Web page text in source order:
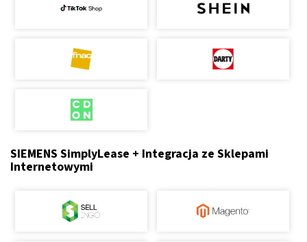
SIEMENS SimplyLease + Integracja ze Sklepami
Internetowymi